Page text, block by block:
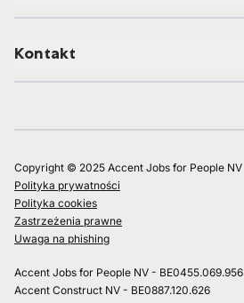
Kontakt
Copyright © 2025 Accent Jobs for People NV
Polityka prywatności
Polityka cookies
Zastrzeżenia prawne
Uwaga na phishing
Accent Jobs for People NV - BE0455.069.956
Accent Construct NV - BE0887.120.626